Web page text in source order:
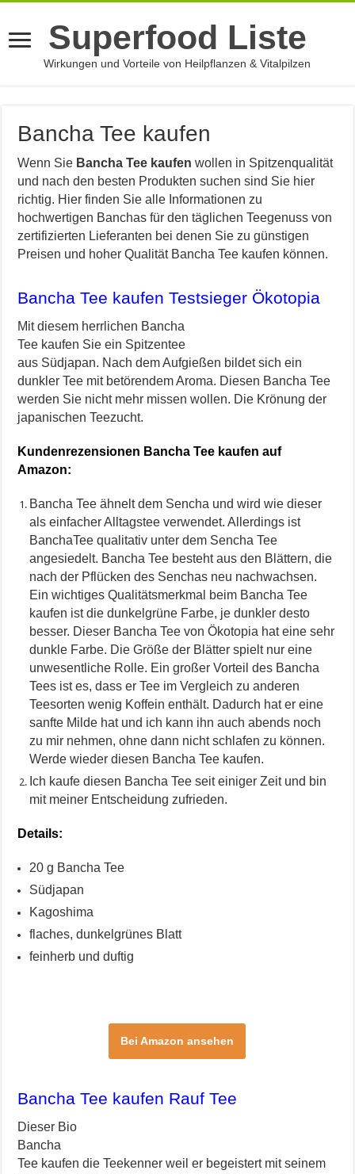
Superfood Liste
Wirkungen und Vorteile von Heilpflanzen & Vitalpilzen
Bancha Tee kaufen
Wenn Sie Bancha Tee kaufen wollen in Spitzenqualität
und nach den besten Produkten suchen sind Sie hier
richtig. Hier finden Sie alle Informationen zu
hochwertigen Banchas für den täglichen Teegenuss von
zertifizierten Lieferanten bei denen Sie zu günstigen
Preisen und hoher Qualität Bancha Tee kaufen können.
Bancha Tee kaufen Testsieger Ökotopia
Mit diesem herrlichen Bancha
Tee kaufen Sie ein Spitzentee
aus Südjapan. Nach dem Aufgießen bildet sich ein
dunkler Tee mit betörendem Aroma. Diesen Bancha Tee
werden Sie nicht mehr missen wollen. Die Krönung der
japanischen Teezucht.
Kundenrezensionen Bancha Tee kaufen auf
Amazon:
Bancha Tee ähnelt dem Sencha und wird wie dieser
als einfacher Alltagstee verwendet. Allerdings ist
BanchaTee qualitativ unter dem Sencha Tee
angesiedelt. Bancha Tee besteht aus den Blättern, die
nach der Pflücken des Senchas neu nachwachsen.
Ein wichtiges Qualitätsmerkmal beim Bancha Tee
kaufen ist die dunkelgrüne Farbe, je dunkler desto
besser. Dieser Bancha Tee von Ökotopia hat eine sehr
dunkle Farbe. Die Größe der Blätter spielt nur eine
unwesentliche Rolle. Ein großer Vorteil des Bancha
Tees ist es, dass er Tee im Vergleich zu anderen
Teesorten wenig Koffein enthält. Dadurch hat er eine
sanfte Milde hat und ich kann ihn auch abends noch
zu mir nehmen, ohne dann nicht schlafen zu können.
Werde wieder diesen Bancha Tee kaufen.
Ich kaufe diesen Bancha Tee seit einiger Zeit und bin
mit meiner Entscheidung zufrieden.
Details:
20 g Bancha Tee
Südjapan
Kagoshima
flaches, dunkelgrünes Blatt
feinherb und duftig
Bei Amazon ansehen
Bancha Tee kaufen Rauf Tee
Dieser Bio
Bancha
Tee kaufen die Teekenner weil er begeistert mit seinem